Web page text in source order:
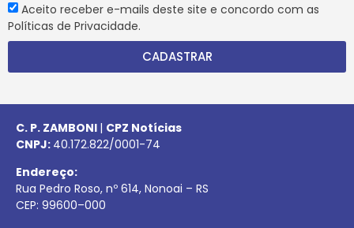
Aceito receber e-mails deste site e concordo com as
Políticas de Privacidade.
CADASTRAR
C. P. ZAMBONI | CPZ Notícias
CNPJ: 40.172.822/0001-74
Endereço:
Rua Pedro Roso, nº 614, Nonoai – RS
CEP: 99600–000